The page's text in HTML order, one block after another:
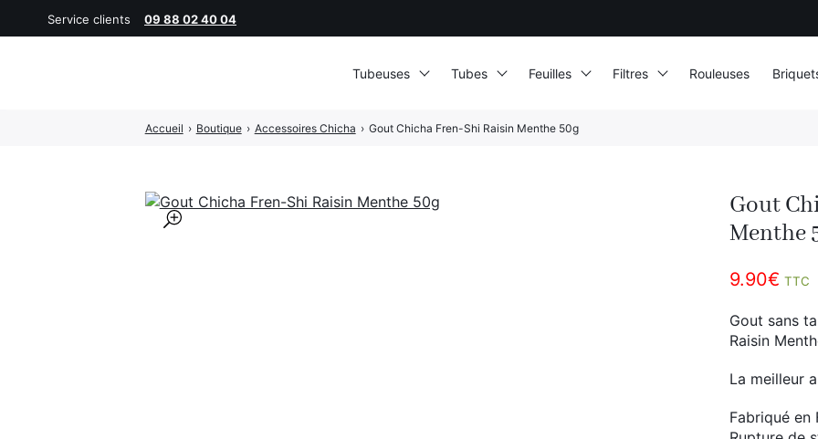
🔍
Gout
Menthe
9.90€ TTC
Gout sans
Raisin
La meilleur
Fabriqué en
Accueil › Boutique › Accessoires Chicha › Gout Chicha Fren-Shi Raisin Menthe 50g
Service clients 09 88 02 40 04
Tubeuses Tubes Feuilles Filtres Rouleuses
: